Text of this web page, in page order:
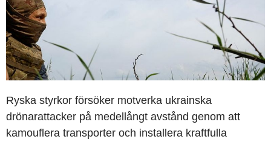
Ryska styrkor försöker motverka ukrainska
drönarattacker på medellångt avstånd genom att
kamouflera transporter och installera kraftfulla